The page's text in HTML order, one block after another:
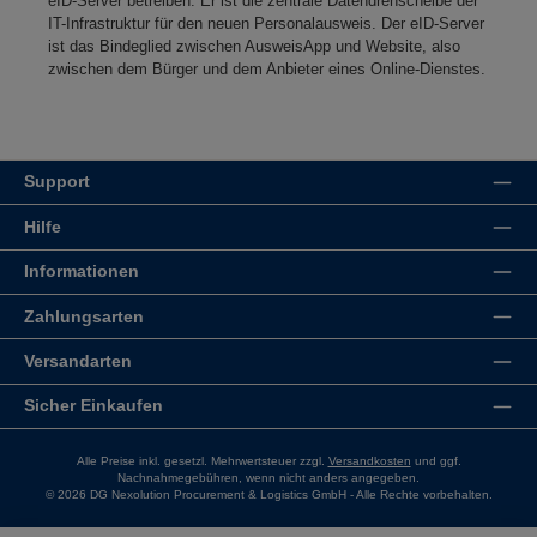
IT-Infrastruktur für den neuen Personalausweis. Der eID-Server
ist das Bindeglied zwischen AusweisApp und Website, also
zwischen dem Bürger und dem Anbieter eines Online-Dienstes.
Support
Hilfe
Informationen
Zahlungsarten
Versandarten
Sicher Einkaufen
Alle Preise inkl. gesetzl. Mehrwertsteuer zzgl. Versandkosten und ggf.
Nachnahmegebühren, wenn nicht anders angegeben.
© 2026 DG Nexolution Procurement & Logistics GmbH - Alle Rechte vorbehalten.